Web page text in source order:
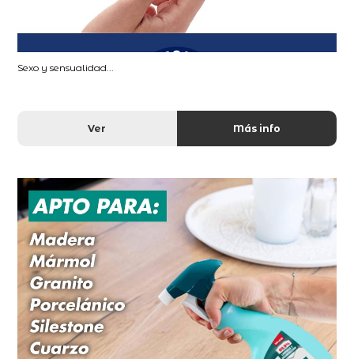
Sexo y sensualidad...
Ver Más info